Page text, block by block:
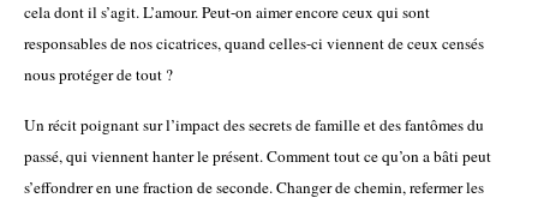
cela dont il s’agit. L’amour. Peut-on aimer encore ceux qui sont
responsables de nos cicatrices, quand celles-ci viennent de ceux censés
nous protéger de tout ?
Un récit poignant sur l’impact des secrets de famille et des fantômes du
passé, qui viennent hanter le présent. Comment tout ce qu’on a bâti peut
s’effondrer en une fraction de seconde. Changer de chemin, refermer les